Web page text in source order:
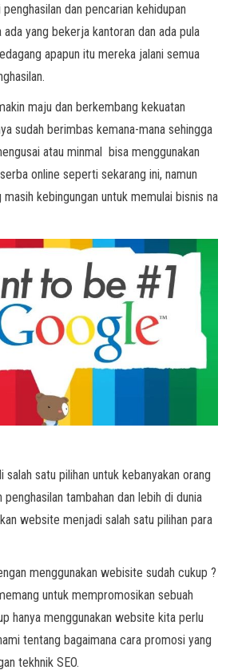
dan pencarian kehidupan
yang bekerja kantoran dan ada pula
apapun itu mereka jalani semua
maju dan berkembang kekuatan
sudah berimbas kemana-mana sehingga
atau minmal bisa menggunakan
online seperti sekarang ini, namun
kebingungan untuk memulai bisnis na
salah satu pilihan untuk kebanyakan orang
tambahan dan lebih di dunia
website menjadi salah satu pilihan para
menggunakan webisite sudah cukup ?
untuk mempromosikan sebuah
hanya menggunakan website kita perlu
tentang bagaimana cara promosi yang
tekhnik SEO.